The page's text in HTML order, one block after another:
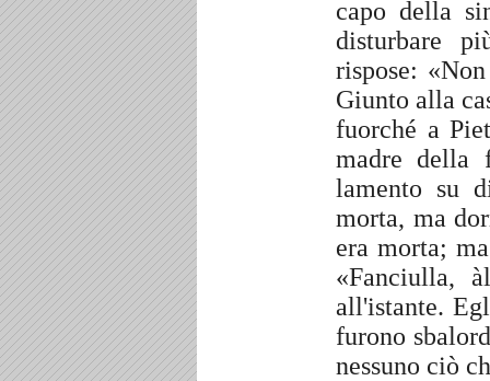
capo della
disturbare
rispose:
Giunto alla
fuorché a
madre della
lamento su
morta, ma
era morta;
«Fanciulla,
all'istante.
furono
nessuno ciò